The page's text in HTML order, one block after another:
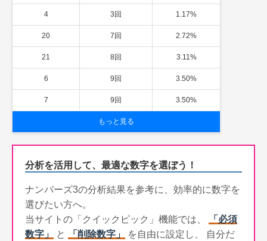
4 3回 1.17%
20 7回 2.72%
21 8回 3.11%
6 9回 3.50%
7 9回 3.50%
もっと見る
分析を活用して、最適な数字を選ぼう！
ナンバーズ3の分析結果を参考に、効率的に数字を
選びたい方へ。
当サイトの「クイックピック」機能では、
「必須
数字」
と 「削除数字」 を自由に設定し、 自分だ